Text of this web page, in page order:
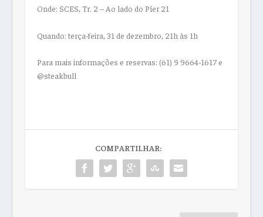
Onde: SCES, Tr. 2 – Ao lado do Píer 21
Quando: terça-feira, 31 de dezembro, 21h às 1h
Para mais informações e reservas: (61) 9 9664-1617 e
@steakbull
COMPARTILHAR: